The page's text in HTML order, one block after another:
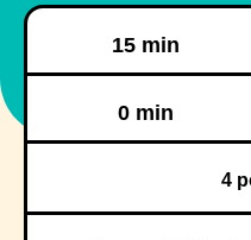
15 min
0 min
4